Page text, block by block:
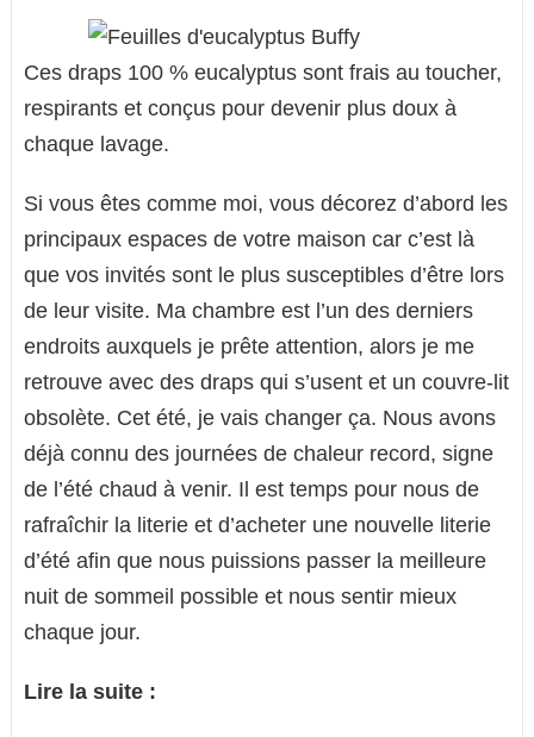
Ces draps 100 % eucalyptus sont frais au toucher,
respirants et conçus pour devenir plus doux à
chaque lavage.
Si vous êtes comme moi, vous décorez d’abord les
principaux espaces de votre maison car c’est là
que vos invités sont le plus susceptibles d’être lors
de leur visite. Ma chambre est l’un des derniers
endroits auxquels je prête attention, alors je me
retrouve avec des draps qui s’usent et un couvre-lit
obsolète. Cet été, je vais changer ça. Nous avons
déjà connu des journées de chaleur record, signe
de l’été chaud à venir. Il est temps pour nous de
rafraîchir la literie et d’acheter une nouvelle literie
d’été afin que nous puissions passer la meilleure
nuit de sommeil possible et nous sentir mieux
chaque jour.
Lire la suite :